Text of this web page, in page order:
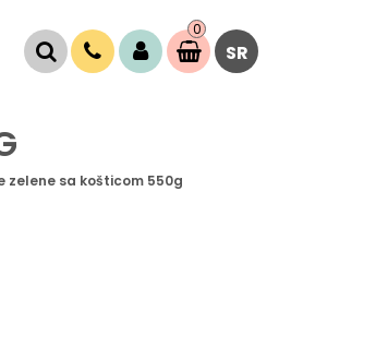
0
Stavke
0, 00
RSD
SR
zelene sa košticom 550g